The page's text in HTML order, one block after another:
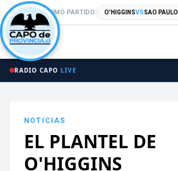
PRÓXIMO PARTIDO: O'HIGGINSVSSAO PAULO
RADIO CAPO LIVE
NOTICIAS
EL PLANTEL DE
O'HIGGINS